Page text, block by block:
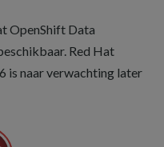
OpenShift Data
Red Hat
is naar verwachting later